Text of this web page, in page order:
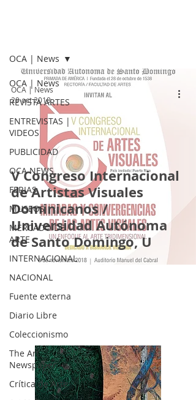
OCA | News
REVISTA ARTES
ENTREVISTAS |
VIDEOS
PUBLICIDAD
OCA NEWS
FERIAS
MUSEOS
MERCADO DE
ARTE
INTERNACIONAL
NACIONAL
Fuente externa
Diario Libre
Coleccionismo
The Art
Newspaper
Crítica de Arte
OCA | News
V Congreso Internacional
de Artistas Visuales
Dominicanos /
Universidad Autónoma
de Santo Domingo, U
OCA | News
29 oct 2018